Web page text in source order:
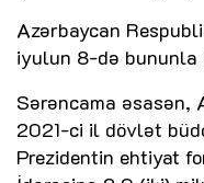
Azərbaycan
iyulun 8-də bununla
Sərəncama əsasən,
2021-ci il dövlət
Prezidentin ehtiyat